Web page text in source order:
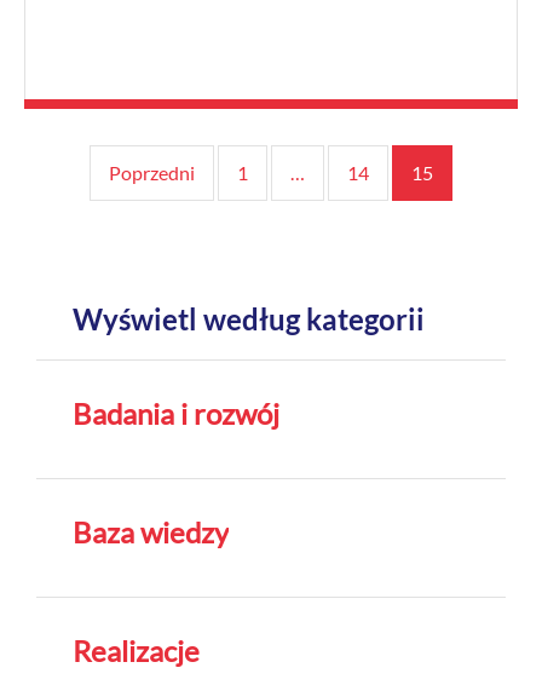
Stronicowanie
wpisów
Poprzedni 1 … 14 15
Wyświetl według kategorii
Badania i rozwój
Baza wiedzy
Realizacje